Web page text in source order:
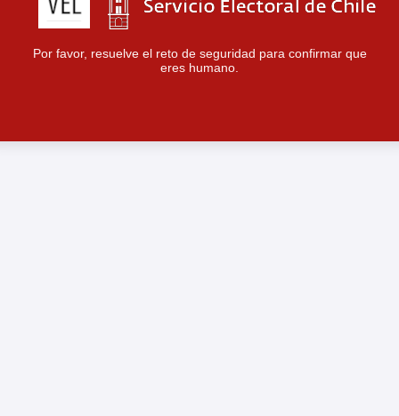
Por favor, resuelve el reto de seguridad para confirmar que
eres humano.